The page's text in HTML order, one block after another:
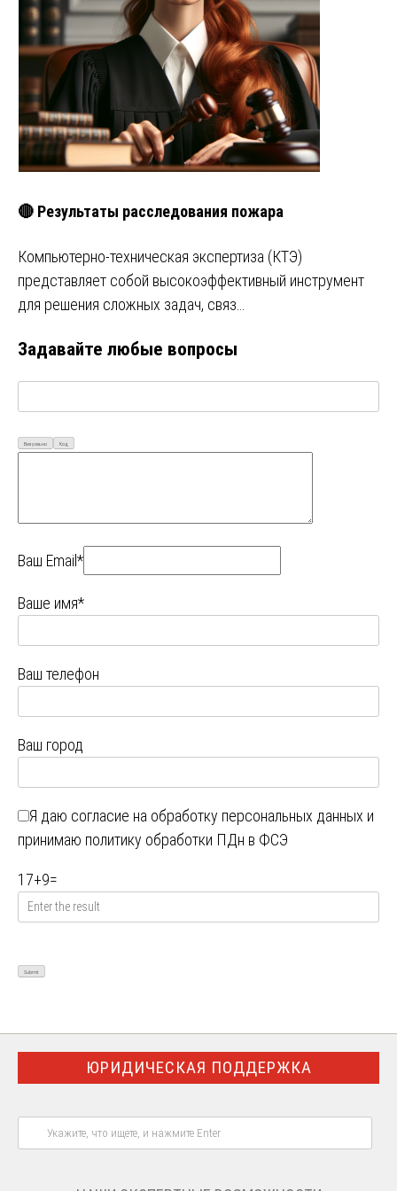
🔴 Результаты расследования пожара
Компьютерно-техническая экспертиза (КТЭ)
представляет собой высокоэффективный инструмент
для решения сложных задач, связ…
Задавайте любые вопросы
Визуально Код
Ваш Email*
Ваше имя*
Ваш телефон
Ваш город
Я даю согласие на обработку персональных данных и
принимаю политику обработки ПДн в ФСЭ
17+9=
ЮРИДИЧЕСКАЯ ПОДДЕРЖКА